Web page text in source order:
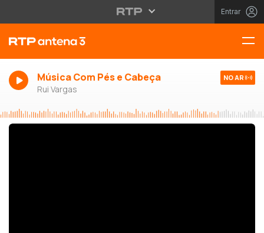
Entrar
Música Com Pés e Cabeça
Rui Vargas
NO AR